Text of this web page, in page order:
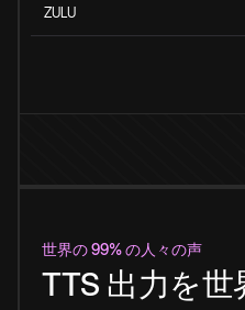
ZULU
世界の 99% の人々の声
TTS 出力を世